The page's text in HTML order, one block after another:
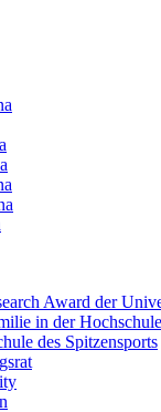
Award der
in der Hochschule
des Spitzensports